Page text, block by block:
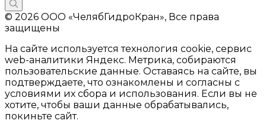
© 2026 ООО «ЧелябГидроКран», Все права
защищены
На сайте используется технология cookie, сервис
web-аналитики Яндекс. Метрика, собираются
пользовательские данные. Оставаясь на сайте, вы
подтверждаете, что ознакомлены и согласны с
условиями их сбора и использования. Если вы не
хотите, чтобы ваши данные обрабатывались,
покиньте сайт.